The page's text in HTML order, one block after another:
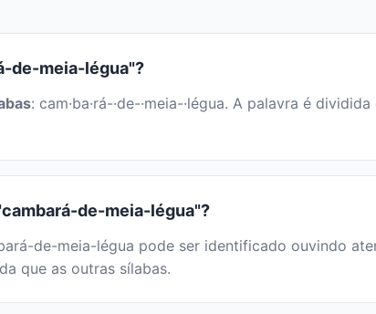
de-meia-légua"?
: cam·ba·rá-·de-·meia-·légua. A palavra é
de-meia-légua"?
de-meia-légua pode ser identificado ouvindo
que as outras sílabas.